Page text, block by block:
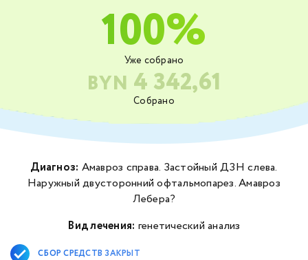
Собрано
BYN 4 342,61
Уже собрано
100%
Диагноз: Амавроз справа. Застойный ДЗН слева.
Наружный двусторонний офтальмопарез. Амавроз
Лебера?
Вид лечения: генетический анализ
СБОР СРЕДСТВ ЗАКРЫТ